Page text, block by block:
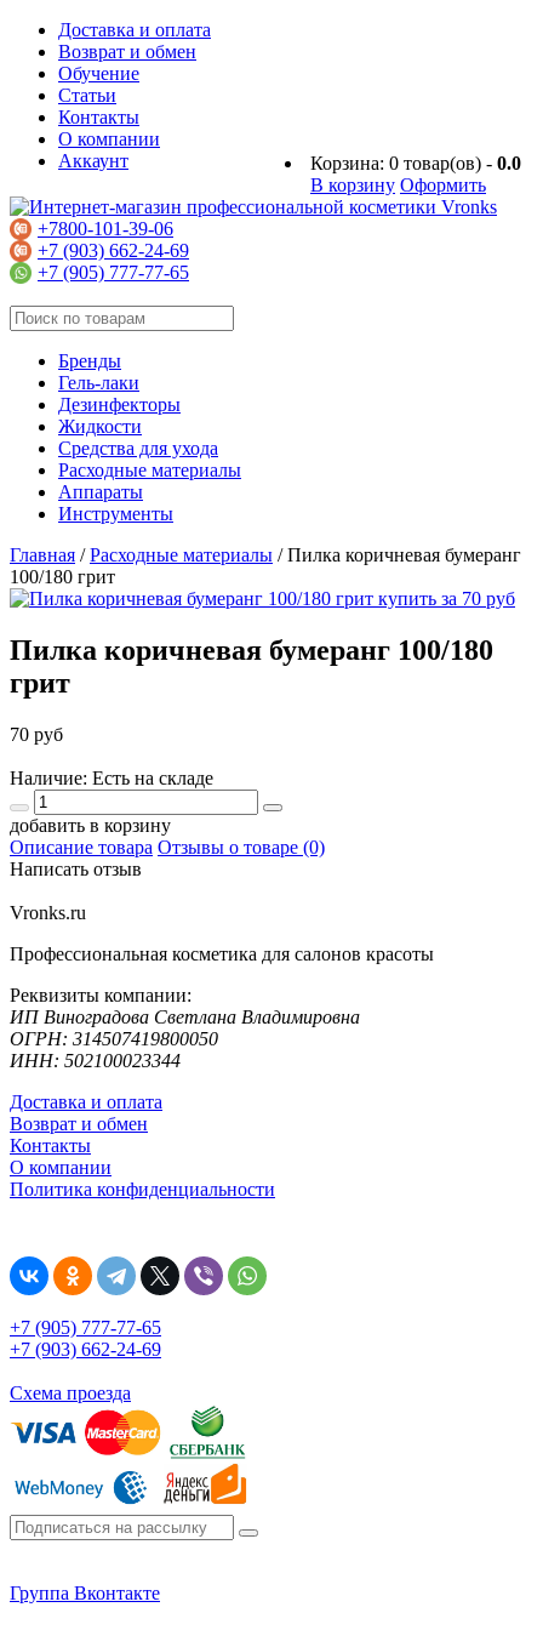
Доставка и оплата
Возврат и обмен
Обучение
Статьи
Контакты
О компании
Корзина: 0 товар(ов) - 0.0
В корзину Оформить
Аккаунт
+7800-101-39-06
+7 (903) 662-24-69
+7 (905) 777-77-65
Бренды
Гель-лаки
Дезинфекторы
Жидкости
Средства для ухода
Расходные материалы
Аппараты
Инструменты
Главная /Расходные материалы /Пилка коричневая бумеранг
100/180 грит
Пилка коричневая бумеранг 100/180
грит
70 руб
Наличие: Есть на складе
добавить в корзину
Описание товара Отзывы о товаре (0)
Написать отзыв
Vronks.ru
Профессиональная косметика для салонов красоты
Реквизиты компании:
ИП Виноградова Светлана Владимировна
ОГРН: 314507419800050
ИНН: 502100023344
Доставка и оплата
Возврат и обмен
Контакты
О компании
Политика конфиденциальности
+7 (905) 777-77-65
+7 (903) 662-24-69
Схема проезда
Группа Вконтакте